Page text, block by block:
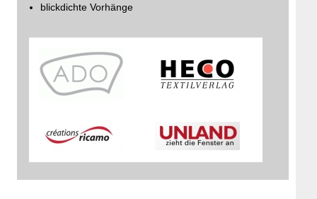
blickdichte Vorhänge